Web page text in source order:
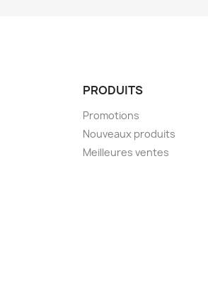
PRODUITS
Promotions
Nouveaux produits
Meilleures ventes